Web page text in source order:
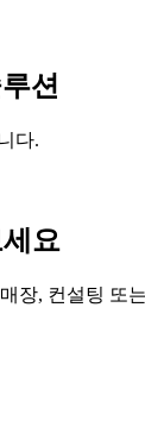
션
다.
요
장, 컨설팅